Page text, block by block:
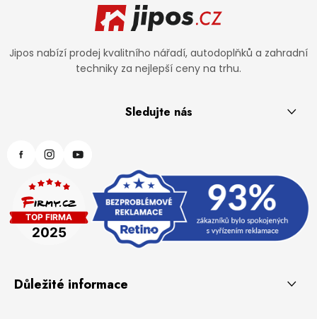
Jipos nabízí prodej kvalitního nářadí, autodoplňků a zahradní
techniky za nejlepší ceny na trhu.
Sledujte nás
Důležité informace